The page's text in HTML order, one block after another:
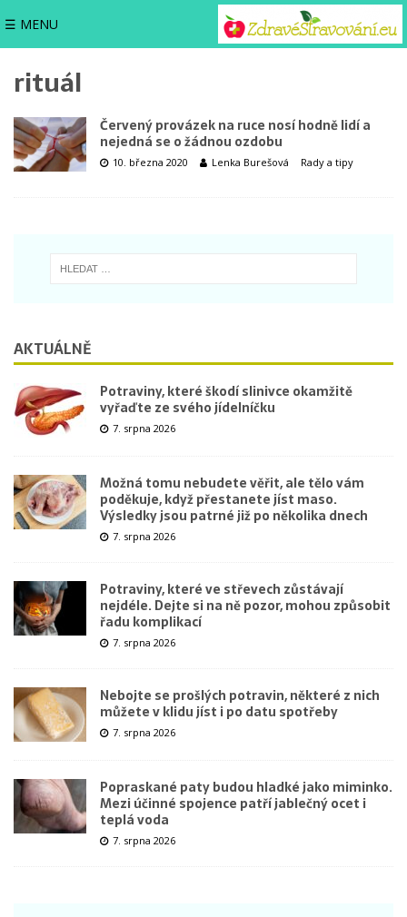
☰ MENU
rituál
Červený provázek na ruce nosí hodně lidí a
nejedná se o žádnou ozdobu
10. března 2020 Lenka Burešová Rady a tipy
AKTUÁLNĚ
Potraviny, které škodí slinivce okamžitě
vyřaďte ze svého jídelníčku
7. srpna 2026
Možná tomu nebudete věřit, ale tělo vám
poděkuje, když přestanete jíst maso.
Výsledky jsou patrné již po několika dnech
7. srpna 2026
Potraviny, které ve střevech zůstávají
nejdéle. Dejte si na ně pozor, mohou způsobit
řadu komplikací
7. srpna 2026
Nebojte se prošlých potravin, některé z nich
můžete v klidu jíst i po datu spotřeby
7. srpna 2026
Popraskané paty budou hladké jako miminko.
Mezi účinné spojence patří jablečný ocet i
teplá voda
7. srpna 2026